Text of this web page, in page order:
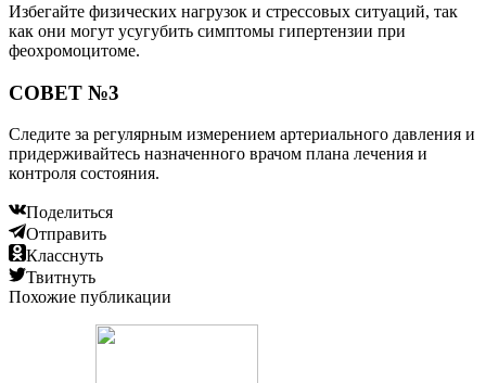
Избегайте физических нагрузок и стрессовых ситуаций, так
как они могут усугубить симптомы гипертензии при
феохромоцитоме.
СОВЕТ №3
Следите за регулярным измерением артериального давления и
придерживайтесь назначенного врачом плана лечения и
контроля состояния.
Поделиться
Отправить
Класснуть
Твитнуть
Похожие публикации